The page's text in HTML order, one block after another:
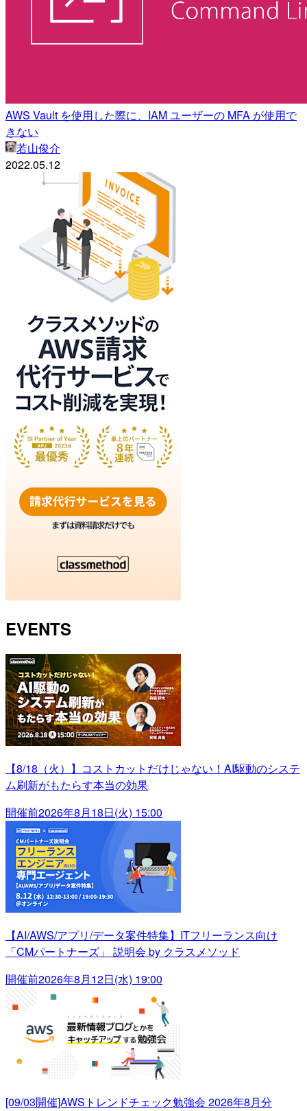
AWS Vault を使用した際に、IAM ユーザーの MFA が使用で
きない
若山俊介
2022.05.12
EVENTS
【8/18（火）】コストカットだけじゃない！AI駆動のシステ
ム刷新がもたらす本当の効果
開催前2026年8月18日(火) 15:00
【AI/AWS/アプリ/データ案件特集】ITフリーランス向け
「CMパートナーズ」 説明会 by クラスメソッド
開催前2026年8月12日(水) 19:00
[09/03開催]AWSトレンドチェック勉強会 2026年8月分